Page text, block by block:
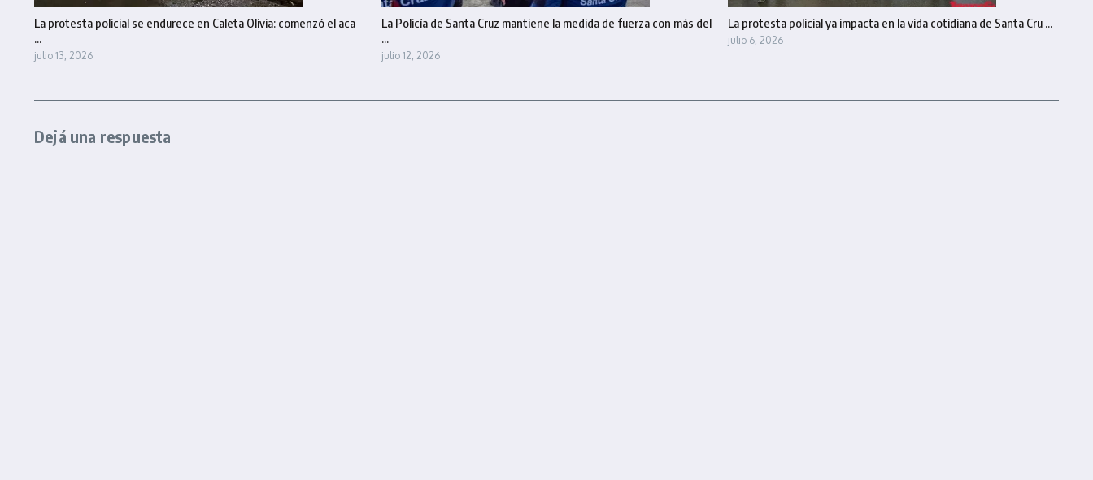
La protesta policial se endurece en Caleta Olivia: comenzó el aca
...
julio 13, 2026
La Policía de Santa Cruz mantiene la medida de fuerza con más del
...
julio 12, 2026
La protesta policial ya impacta en la vida cotidiana de Santa Cru ...
julio 6, 2026
Dejá una respuesta